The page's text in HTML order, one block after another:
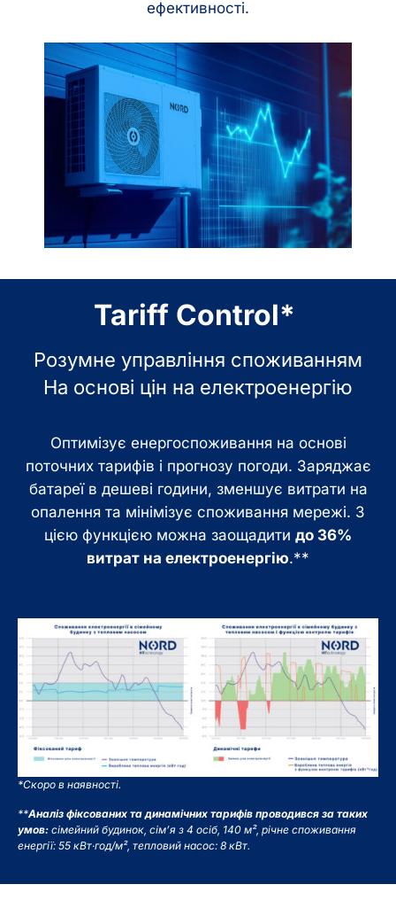
ефективності.
Tariff Control*
Розумне управління споживанням
На основі цін на електроенергію
Оптимізує енергоспоживання на основі
поточних тарифів і прогнозу погоди. Заряджає
батареї в дешеві години, зменшує витрати на
опалення та мінімізує споживання мережі. З
цією функцією можна заощадити до 36%
витрат на електроенергію.**
*Скоро в наявності.
**Аналіз фіксованих та динамічних тарифів проводився за таких
умов: сімейний будинок, сім’я з 4 осіб, 140 м², річне споживання
енергії: 55 кВт·год/м², тепловий насос: 8 кВт.